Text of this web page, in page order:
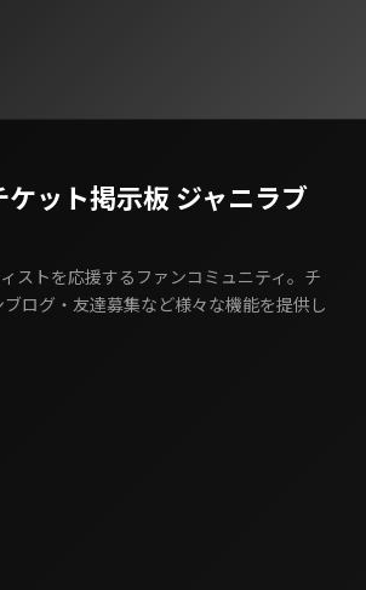
ケット掲示板 ジャニラブ
ストを応援するファンコミュニティ。チ
ログ・友達募集など様々な機能を提供し